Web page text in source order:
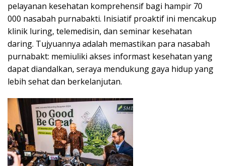
pelayanan kesehatan komprehensif bagi hampir 70
000 nasabah purnabakti. Inisiatif proaktif ini mencakup
klinik luring, telemedisin, dan seminar kesehatan
daring. Tujyuannya adalah memastikan para nasabah
purnabakt: memiuliki akses informast kesehatan yang
dapat diandalkan, seraya mendukung gaya hidup yang
lebih sehat dan berkelanjutan.